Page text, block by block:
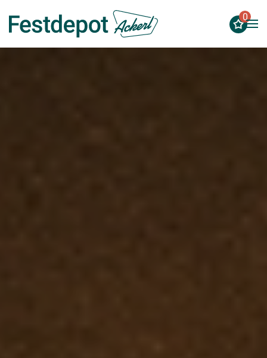
Zum Hauptinhalt springen
0